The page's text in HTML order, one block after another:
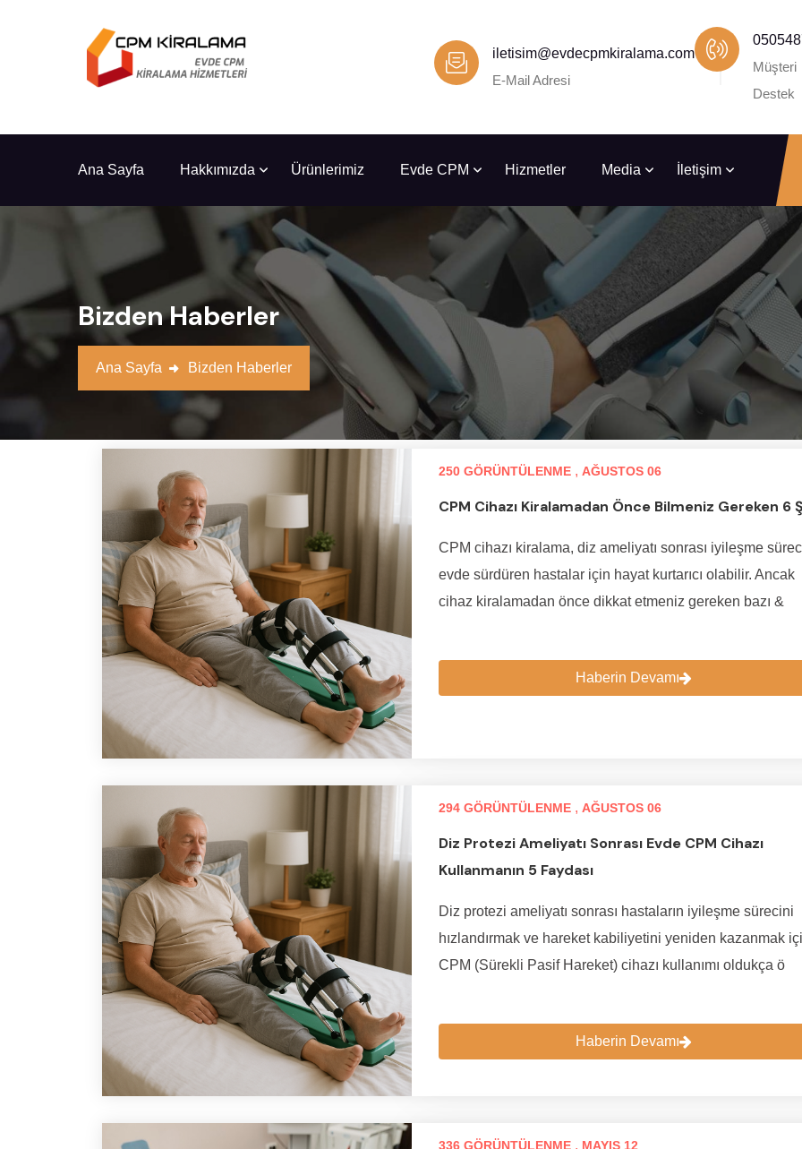
iletisim@evdecpmkiralama.com
E-Mail Adresi
Müşteri
Destek
Ana Sayfa Hakkımızda Ürünlerimiz Evde CPM Hizmetler Media İletişim
Bizden Haberler
Ana Sayfa Bizden Haberler
250 GÖRÜNTÜLENME , AĞUSTOS 06
CPM Cihazı Kiralamadan Önce Bilmeniz Gereken 6
CPM cihazı kiralama, diz ameliyatı sonrası iyileşme
evde sürdüren hastalar için hayat kurtarıcı olabilir. Ancak
cihaz kiralamadan önce dikkat etmeniz gereken bazı &
Haberin Devamı
294 GÖRÜNTÜLENME , AĞUSTOS 06
Diz Protezi Ameliyatı Sonrası Evde CPM Cihazı
Kullanmanın 5 Faydası
Diz protezi ameliyatı sonrası hastaların iyileşme sürecini
hızlandırmak ve hareket kabiliyetini yeniden kazanmak
CPM (Sürekli Pasif Hareket) cihazı kullanımı oldukça ö
Haberin Devamı
336 GÖRÜNTÜLENME , MAYIS 12